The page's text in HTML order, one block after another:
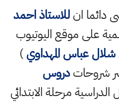
دائما انللاستاذ احمد
على موقع اليوتيوب
عباس المهداوي)
شروحاتدروس
الدراسية مرحلة الابتدائي